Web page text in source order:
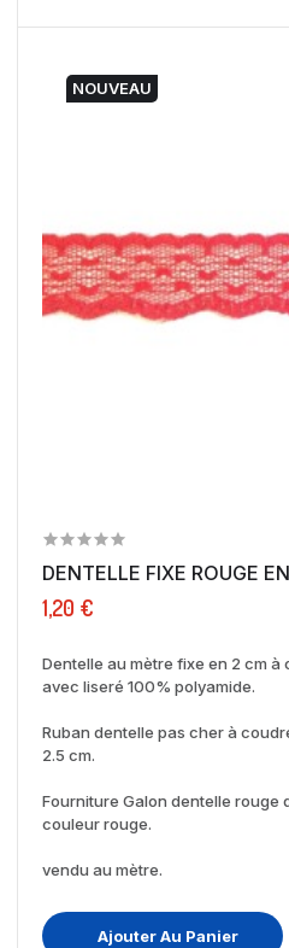
NOUVEAU
DENTELLE FIXE ROUGE
1,20 €
Dentelle au mètre fixe en 2 cm
avec liseré 100% polyamide.
Ruban dentelle pas cher à
2.5 cm.
Fourniture Galon dentelle
couleur rouge.
vendu au mètre.
Ajouter Au Panier